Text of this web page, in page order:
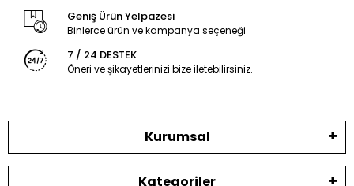
Geniş Ürün Yelpazesi
Binlerce ürün ve kampanya seçeneği
7 / 24 DESTEK
Öneri ve şikayetlerinizi bize iletebilirsiniz.
Kurumsal
Kategoriler